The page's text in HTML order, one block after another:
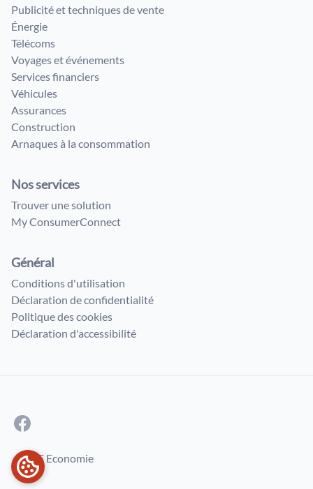
Publicité et techniques de vente
Énergie
Télécoms
Voyages et événements
Services financiers
Véhicules
Assurances
Construction
Arnaques à la consommation
Nos services
Trouver une solution
My ConsumerConnect
Général
Conditions d'utilisation
Déclaration de confidentialité
Politique des cookies
Déclaration d'accessibilité
© SPF Economie
PRÉFÉRENCES EN MATIÈRE DE COOKIES